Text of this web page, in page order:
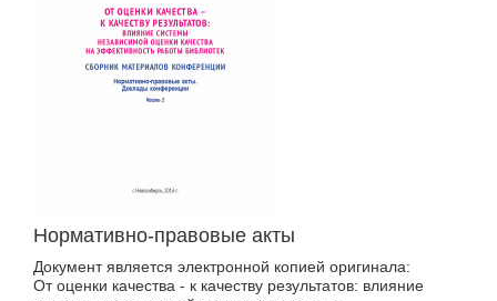
1984
1985
1993
1995
Нормативно-правовые акты
Документ является электронной копией оригинала:
От оценки качества - к качеству результатов: влияние